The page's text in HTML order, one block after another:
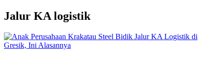
Jalur KA logistik